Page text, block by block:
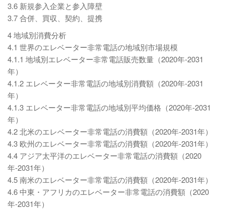
3.6 新規参入企業と参入障壁
3.7 合併、買収、契約、提携
4 地域別消費分析
4.1 世界のエレベーター非常電話の地域別市場規模
4.1.1 地域別エレベーター非常電話販売数量（2020年-2031
年）
4.1.2 エレベーター非常電話の地域別消費額（2020年-2031
年）
4.1.3 エレベーター非常電話の地域別平均価格（2020年-2031
年）
4.2 北米のエレベーター非常電話の消費額（2020年-2031年）
4.3 欧州のエレベーター非常電話の消費額（2020年-2031年）
4.4 アジア太平洋のエレベーター非常電話の消費額（2020
年-2031年）
4.5 南米のエレベーター非常電話の消費額（2020年-2031年）
4.6 中東・アフリカのエレベーター非常電話の消費額（2020
年-2031年）